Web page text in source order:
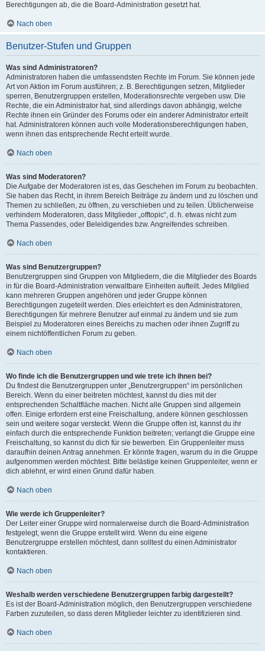
Berechtigungen ab, die die Board-Administration gesetzt hat.
Nach oben
Benutzer-Stufen und Gruppen
Was sind Administratoren?
Administratoren haben die umfassendsten Rechte im Forum. Sie können jede
Art von Aktion im Forum ausführen; z. B. Berechtigungen setzen, Mitglieder
sperren, Benutzergruppen erstellen, Moderationsrechte vergeben usw. Die
Rechte, die ein Administrator hat, sind allerdings davon abhängig, welche
Rechte ihnen ein Gründer des Forums oder ein anderer Administrator erteilt
hat. Administratoren können auch volle Moderationsberechtigungen haben,
wenn ihnen das entsprechende Recht erteilt wurde.
Nach oben
Was sind Moderatoren?
Die Aufgabe der Moderatoren ist es, das Geschehen im Forum zu beobachten.
Sie haben das Recht, in ihrem Bereich Beiträge zu ändern und zu löschen und
Themen zu schließen, zu öffnen, zu verschieben und zu teilen. Üblicherweise
verhindern Moderatoren, dass Mitglieder „offtopic“, d. h. etwas nicht zum
Thema Passendes, oder Beleidigendes bzw. Angreifendes schreiben.
Nach oben
Was sind Benutzergruppen?
Benutzergruppen sind Gruppen von Mitgliedern, die die Mitglieder des Boards
in für die Board-Administration verwaltbare Einheiten aufteilt. Jedes Mitglied
kann mehreren Gruppen angehören und jeder Gruppe können
Berechtigungen zugeteilt werden. Dies erleichtert es den Administratoren,
Berechtigungen für mehrere Benutzer auf einmal zu ändern und sie zum
Beispiel zu Moderatoren eines Bereichs zu machen oder ihnen Zugriff zu
einem nichtöffentlichen Forum zu geben.
Nach oben
Wo finde ich die Benutzergruppen und wie trete ich ihnen bei?
Du findest die Benutzergruppen unter „Benutzergruppen“ im persönlichen
Bereich. Wenn du einer beitreten möchtest, kannst du dies mit der
entsprechenden Schaltfläche machen. Nicht alle Gruppen sind allgemein
offen. Einige erfordern erst eine Freischaltung, andere können geschlossen
sein und weitere sogar versteckt. Wenn die Gruppe offen ist, kannst du ihr
einfach durch die entsprechende Funktion beitreten; verlangt die Gruppe eine
Freischaltung, so kannst du dich für sie bewerben. Ein Gruppenleiter muss
daraufhin deinen Antrag annehmen. Er könnte fragen, warum du in die Gruppe
aufgenommen werden möchtest. Bitte belästige keinen Gruppenleiter, wenn er
dich ablehnt, er wird einen Grund dafür haben.
Nach oben
Wie werde ich Gruppenleiter?
Der Leiter einer Gruppe wird normalerweise durch die Board-Administration
festgelegt, wenn die Gruppe erstellt wird. Wenn du eine eigene
Benutzergruppe erstellen möchtest, dann solltest du einen Administrator
kontaktieren.
Nach oben
Weshalb werden verschiedene Benutzergruppen farbig dargestellt?
Es ist der Board-Administration möglich, den Benutzergruppen verschiedene
Farben zuzuteilen, so dass deren Mitglieder leichter zu identifizieren sind.
Nach oben